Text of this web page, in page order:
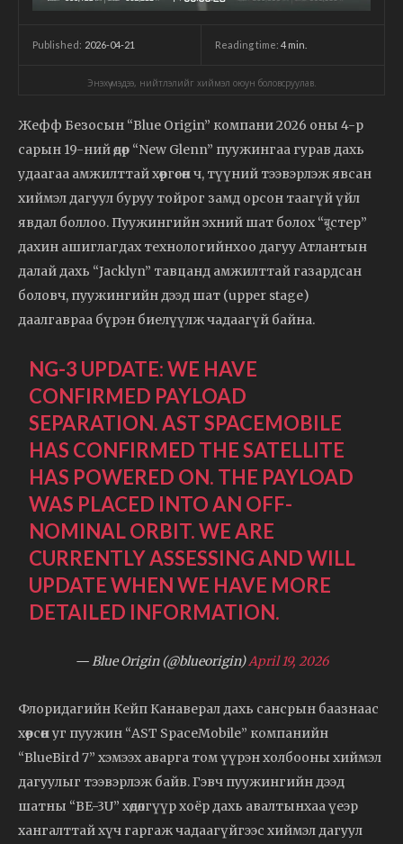
Published: 2026-04-21 Reading time: 4 min.
Энэхүү мэдээ, нийтлэлийг хиймэл оюун боловсруулав.
Жефф Безосын “Blue Origin” компани 2026 оны 4-р
сарын 19-ний өдөр “New Glenn” пуужингаа гурав дахь
удаагаа амжилттай хөөргөсөн ч, түүний тээвэрлэж явсан
хиймэл дагуул буруу тойрог замд орсон таагүй үйл
явдал боллоо. Пуужингийн эхний шат болох “बूстер”
дахин ашиглагдах технологийнхоо дагуу Атлантын
далай дахь “Jacklyn” тавцанд амжилттай газардсан
боловч, пуужингийн дээд шат (upper stage)
даалгавраа бүрэн биелүүлж чадаагүй байна.
NG-3 UPDATE: WE HAVE
CONFIRMED PAYLOAD
SEPARATION. AST SPACEMOBILE
HAS CONFIRMED THE SATELLITE
HAS POWERED ON. THE PAYLOAD
WAS PLACED INTO AN OFF-
NOMINAL ORBIT. WE ARE
CURRENTLY ASSESSING AND WILL
UPDATE WHEN WE HAVE MORE
DETAILED INFORMATION.
— Blue Origin (@blueorigin)April 19, 2026
Флоридагийн Кейп Канаверал дахь сансрын баазнаас
хөөрсөн уг пуужин “AST SpaceMobile” компанийн
“BlueBird 7” хэмээх аварга том үүрэн холбооны хиймэл
дагуулыг тээвэрлэж байв. Гэвч пуужингийн дээд
шатны “BE-3U” хөдөлгүүр хоёр дахь авалтынхаа үеэр
хангалттай хүч гаргаж чадаагүйгээс хиймэл дагуул